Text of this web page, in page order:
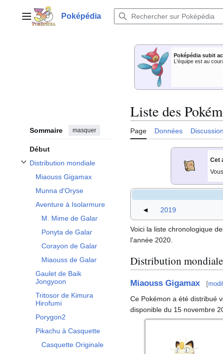
contenuMenu principalPoképédia
Poképédia subit
L'équipe est au
Sommaire masquer
Début
Distribution mondiale
Afficher / masquer la sous-section Distribution mondiale
Miaouss Gigamax
Munna d'Oryse
Aventure à Isolarmure
M. Mime de Galar
Ponyta de Galar
Corayon de Galar
Miaouss de Galar
Gaulet de Baik
Jongyoon
Tritosor de Kimura
Hirofumi
Porygon2
Pikachu à Casquette
Casquette Originale
Liste des
Page Données Discussion
Cet
◄ 2019
Voici la liste chronologique
l'année 2020.
Distribution mondiale
Miaouss Gigamax [
Ce Pokémon a été distribué
disponible du 15 novembre